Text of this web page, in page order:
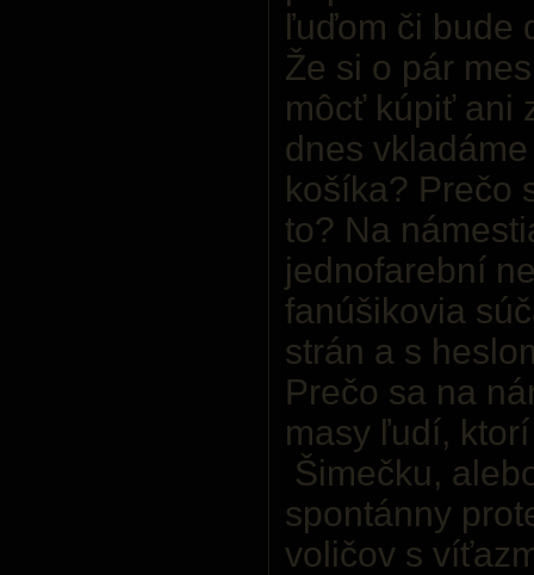
ľuďom či bude
Že si o pár
môcť kúpiť ani
dnes
košíka? Prečo
to? Na
jednofarební
fanúšikovia
strán a s
Prečo sa na
masy ľudí,
Šimečku,
spontánny
voličov s